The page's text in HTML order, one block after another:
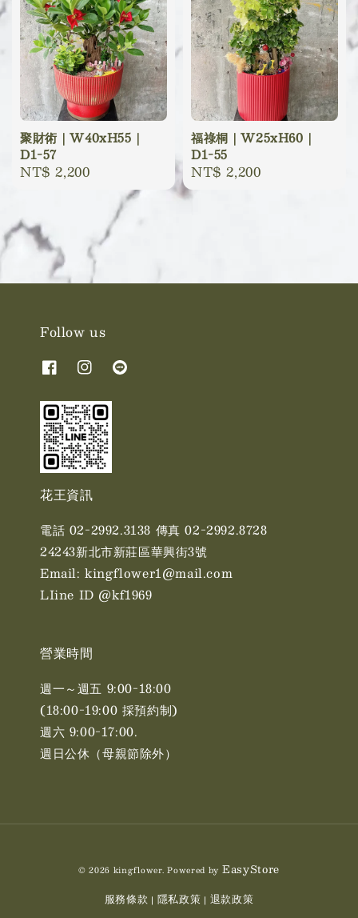
聚財術｜W40xH55｜
D1-57
Regular
NT$ 2,200
福祿桐｜W25xH60｜
D1-55
Regular
price
NT$ 2,200
Follow us
花王資訊
電話 02-2992.3138 傳真 02-2992.8728
24243新北市新莊區華興街3號
Email: kingflower1@mail.com
LIine ID @kf1969
營業時間
週一～週五 9:00-18:00
(18:00-19:00 採預約制)
週六 9:00-17:00. ​​
週日公休（母親節除外）
© 2026 kingflower. Powered by EasyStore
服務條款 | 隱私政策 | 退款政策